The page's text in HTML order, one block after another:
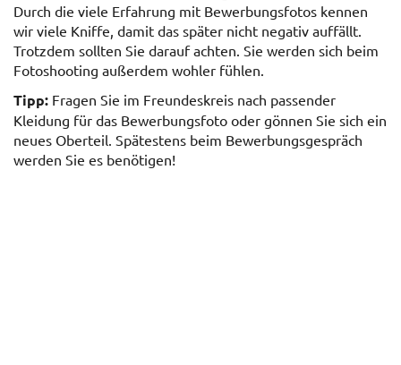
Durch die viele Erfahrung mit Bewerbungsfotos kennen
wir viele Kniffe, damit das später nicht negativ auffällt.
Trotzdem sollten Sie darauf achten. Sie werden sich beim
Fotoshooting außerdem wohler fühlen.
Tipp: Fragen Sie im Freundeskreis nach passender
Kleidung für das Bewerbungsfoto oder gönnen Sie sich ein
neues Oberteil. Spätestens beim Bewerbungsgespräch
werden Sie es benötigen!